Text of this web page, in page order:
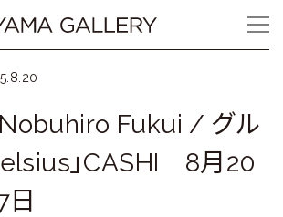
Fukui / グル
」CASHI 8月20
日